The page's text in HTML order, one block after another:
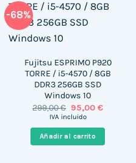
-68%
Fujitsu ESPRIMO P920
TORRE / i5-4570 / 8GB
DDR3 256GB SSD
Windows 10
299,00€ El
precio
era:
299,00 €.
95,00 €El
es:
95,00 €.
IVA incluido
Añadir al carrito